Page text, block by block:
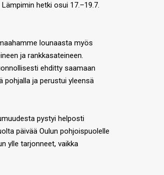
hetki osui 17.–19.7.
lounaasta myös
ja rankkasateineen.
ehditty saamaan
pohjalla ja perustui yleensä
pystyi helposti
päivää Oulun pohjoispuolelle
ylle tarjonneet, vaikka